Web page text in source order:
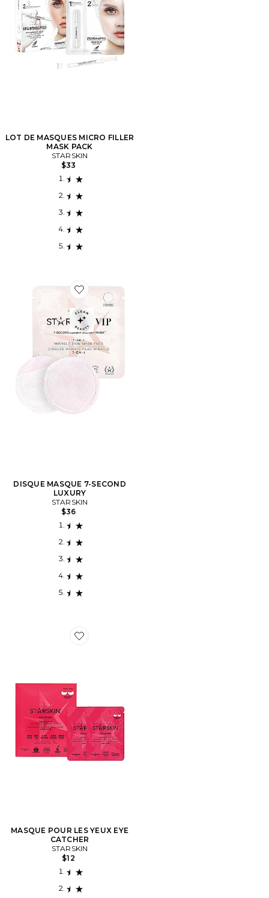
LOT DE MASQUES MICRO FILLER
MASK PACK
STARSKIN
$33
Favorite DISQUE MASQUE 7-SECOND LUXURY
DISQUE MASQUE 7-SECOND
LUXURY
STARSKIN
$36
Favorite MASQUE POUR LES YEUX EYE CATCHER
MASQUE POUR LES YEUX EYE
CATCHER
STARSKIN
$12